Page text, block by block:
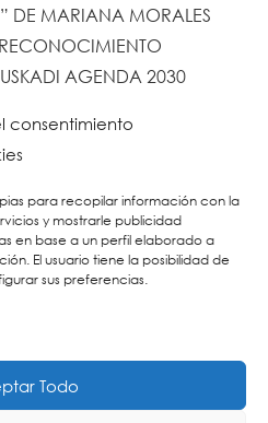
consentimiento
para recopilar información con la
y mostrarle publicidad
en base a un perfil elaborado a
El usuario tiene la posibilidad de
sus preferencias.
Todo
DE MARIANA MORALES
AGENDA 2030